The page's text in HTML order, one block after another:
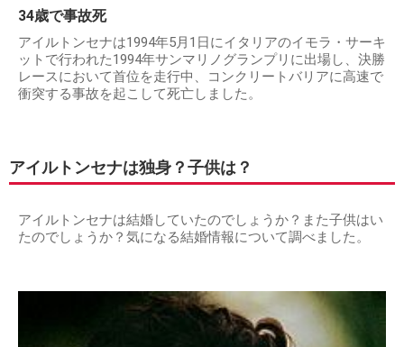
34歳で事故死
アイルトンセナは1994年5月1日にイタリアのイモラ・サーキ
ットで行われた1994年サンマリノグランプリに出場し、決勝
レースにおいて首位を走行中、コンクリートバリアに高速で
衝突する事故を起こして死亡しました。
アイルトンセナは独身？子供は？
アイルトンセナは結婚していたのでしょうか？また子供はい
たのでしょうか？気になる結婚情報について調べました。